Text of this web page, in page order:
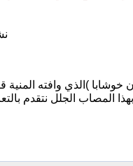
المصاب الجلل نتقدم